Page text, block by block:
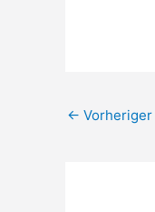
← Vorheriger